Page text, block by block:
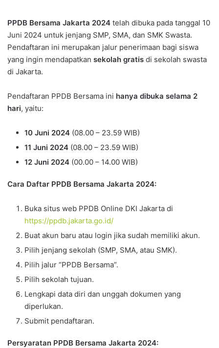
PPDB Bersama Jakarta 2024 telah dibuka pada tanggal 10
Juni 2024 untuk jenjang SMP, SMA, dan SMK Swasta.
Pendaftaran ini merupakan jalur penerimaan bagi siswa
yang ingin mendapatkan sekolah gratis di sekolah swasta
di Jakarta.
Pendaftaran PPDB Bersama ini hanya dibuka selama 2
hari, yaitu:
10 Juni 2024 (08.00 – 23.59 WIB)
11 Juni 2024 (08.00 – 23.59 WIB)
12 Juni 2024 (00.00 – 14.00 WIB)
Cara Daftar PPDB Bersama Jakarta 2024:
Buka situs web PPDB Online DKI Jakarta di
https://ppdb.jakarta.go.id/
Buat akun baru atau login jika sudah memiliki akun.
Pilih jenjang sekolah (SMP, SMA, atau SMK).
Pilih jalur “PPDB Bersama”.
Pilih sekolah tujuan.
Lengkapi data diri dan unggah dokumen yang
diperlukan.
Submit pendaftaran.
Persyaratan PPDB Bersama Jakarta 2024: